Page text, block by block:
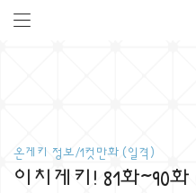
온게키 정보/1컷만화 (일격)
이치게키! 81화~90